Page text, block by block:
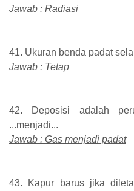
Jawab : Radiasi
41. Ukuran benda padat
Jawab : Tetap
42. Deposisi adalah
...menjadi...
Jawab : Gas menjadi padat
43. Kapur barus jika